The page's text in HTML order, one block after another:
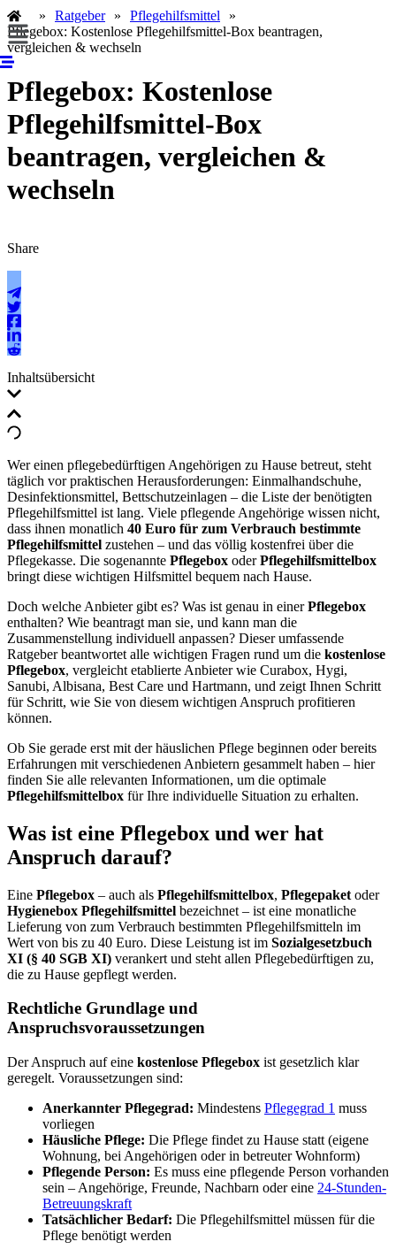
Zum
Inhalt
springen
Menü
» Ratgeber » Pflegehilfsmittel
»
Pflegebox: Kostenlose Pflegehilfsmittel-Box beantragen,
vergleichen & wechseln
Pflegebox: Kostenlose
Pflegehilfsmittel-Box
beantragen, vergleichen &
wechseln
Share
Inhaltsübersicht
Wer einen pflegebedürftigen Angehörigen zu Hause betreut, steht
täglich vor praktischen Herausforderungen: Einmalhandschuhe,
Desinfektionsmittel, Bettschutzeinlagen – die Liste der benötigten
Pflegehilfsmittel ist lang. Viele pflegende Angehörige wissen nicht,
dass ihnen monatlich 40 Euro für zum Verbrauch bestimmte
Pflegehilfsmittel zustehen – und das völlig kostenfrei über die
Pflegekasse. Die sogenannte Pflegebox oderPflegehilfsmittelbox
bringt diese wichtigen Hilfsmittel bequem nach Hause.
Doch welche Anbieter gibt es? Was ist genau in einerPflegebox
enthalten? Wie beantragt man sie, und kann man die
Zusammenstellung individuell anpassen? Dieser umfassende
Ratgeber beantwortet alle wichtigen Fragen rund um die kostenlose
Pflegebox, vergleicht etablierte Anbieter wie Curabox, Hygi,
Sanubi, Albisana, Best Care und Hartmann, und zeigt Ihnen Schritt
für Schritt, wie Sie von diesem wichtigen Anspruch profitieren
können.
Ob Sie gerade erst mit der häuslichen Pflege beginnen oder bereits
Erfahrungen mit verschiedenen Anbietern gesammelt haben – hier
finden Sie alle relevanten Informationen, um die optimale
Pflegehilfsmittelbox für Ihre individuelle Situation zu erhalten.
Was ist eine Pflegebox und wer hat
Anspruch darauf?
Eine Pflegebox – auch als Pflegehilfsmittelbox, Pflegepaket oder
Hygienebox Pflegehilfsmittel bezeichnet – ist eine monatliche
Lieferung von zum Verbrauch bestimmten Pflegehilfsmitteln im
Wert von bis zu 40 Euro. Diese Leistung ist im Sozialgesetzbuch
XI (§ 40 SGB XI) verankert und steht allen Pflegebedürftigen zu,
die zu Hause gepflegt werden.
Rechtliche Grundlage und
Anspruchsvoraussetzungen
Der Anspruch auf eine kostenlose Pflegebox ist gesetzlich klar
geregelt. Voraussetzungen sind:
Anerkannter Pflegegrad: Mindestens Pflegegrad 1 muss
vorliegen
Häusliche Pflege: Die Pflege findet zu Hause statt (eigene
Wohnung, bei Angehörigen oder in betreuter Wohnform)
Pflegende Person: Es muss eine pflegende Person vorhanden
sein – Angehörige, Freunde, Nachbarn oder eine 24-Stunden-
Betreuungskraft
Tatsächlicher Bedarf: Die Pflegehilfsmittel müssen für die
Pflege benötigt werden